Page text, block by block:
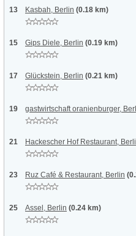
13 Kasbah, Berlin (0.18 km)
15 Gips Diele, Berlin (0.19 km)
17 Glückstein, Berlin (0.21 km)
19 gastwirtschaft oranienburger,
21 Hackescher Hof Restaurant,
23 Ruz Café & Restaurant, Berlin
25 Assel, Berlin (0.24 km)